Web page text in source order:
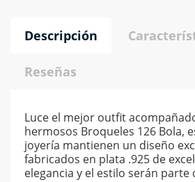
Descripción
Reseñas
Luce el mejor outfit
hermosos Broqueles 126 Bola,
joyería mantienen un diseño
fabricados en plata .925 de
elegancia y el estilo serán parte